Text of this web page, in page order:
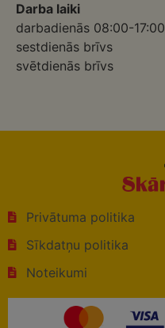
Darba laiki
darbadienās 08:00-17:00
sestdienās brīvs
svētdienās brīvs
Privātuma politika
Sīkdatņu politika
Noteikumi